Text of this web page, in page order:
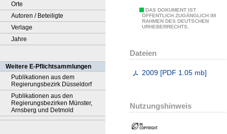
Orte
Autoren / Beteiligte
Verlage
Jahre
Weitere E-Pflichtsammlungen
Publikationen aus dem
Regierungsbezirk Düsseldorf
Publikationen aus den
Regierungsbezirken Münster,
Arnsberg und Detmold
DAS DOKUMENT IST
ÖFFENTLICH ZUGÄNGLICH IM
RAHMEN DES DEUTSCHEN
URHEBERRECHTS.
Dateien
2009 [PDF 1.05 mb]
Nutzungshinweis